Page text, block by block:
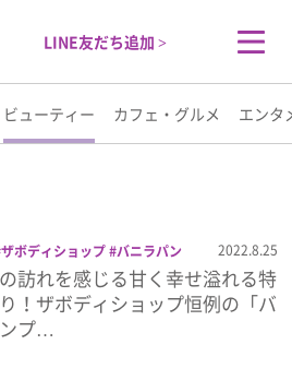
LINE友だち追加 >
ビューティー カフェ・グルメ エンタ
ザボディショップ バニラパン
ディケア 秋限定
2022.8.25
訪れを感じる甘く幸せ溢れる特
！ザボディショップ恒例の「バ
プ…